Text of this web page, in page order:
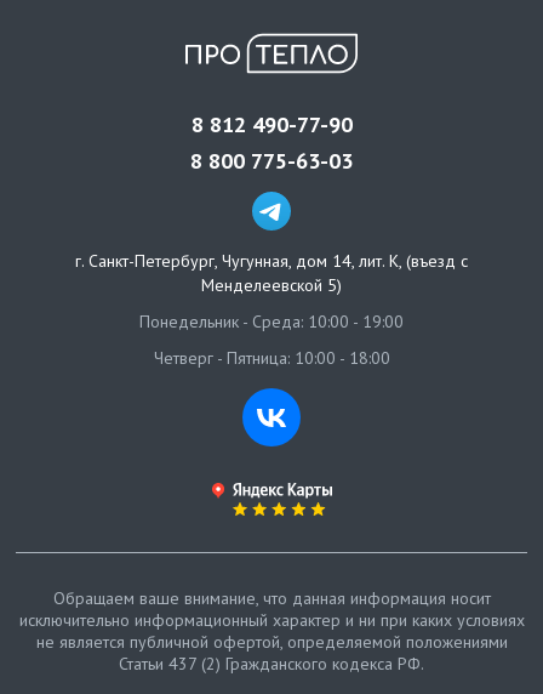
8 812 490-77-90
8 800 775-63-03
г. Санкт-Петербург, Чугунная, дом 14, лит. К, (въезд с
Менделеевской 5)
Понедельник - Среда: 10:00 - 19:00
Четверг - Пятница: 10:00 - 18:00
Обращаем ваше внимание, что данная информация носит
исключительно информационный характер и ни при каких условиях
не является публичной офертой, определяемой положениями
Статьи 437 (2) Гражданского кодекса РФ.